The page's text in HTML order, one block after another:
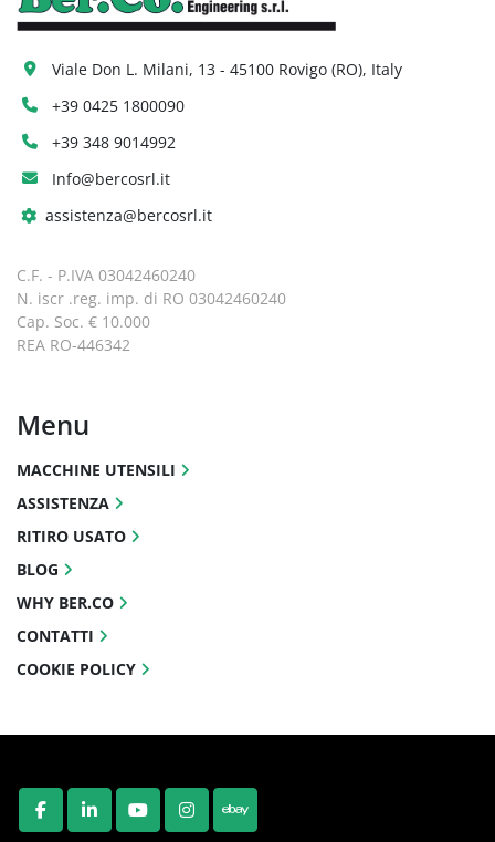
FACEBOOK
LINKEDINYOUTUBEINSTAGRAM
EBAY
Viale Don L. Milani, 13 - 45100 Rovigo (RO), Italy
+39 0425 1800090
+39 348 9014992
Info@bercosrl.it
assistenza@bercosrl.it
C.F. - P.IVA 03042460240
N. iscr .reg. imp. di RO 03042460240
Cap. Soc. € 10.000
REA RO-446342
Menu
MACCHINE UTENSILI
ASSISTENZA
RITIRO USATO
BLOG
WHY BER.CO
CONTATTI
COOKIE POLICY